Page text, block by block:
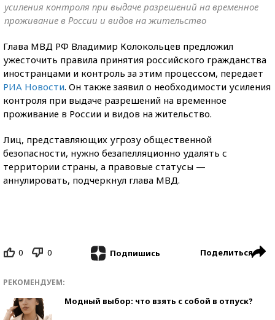
усиления контроля при выдаче разрешений на временное
проживание в России и видов на жительство
Глава МВД РФ Владимир Колокольцев предложил
ужесточить правила принятия российского гражданства
иностранцами и контроль за этим процессом, передает
РИА Новости. Он также заявил о необходимости усиления
контроля при выдаче разрешений на временное
проживание в России и видов на жительство.
Лиц, представляющих угрозу общественной
безопасности, нужно безапелляционно удалять с
территории страны, а правовые статусы —
аннулировать, подчеркнул глава МВД.
0 0 Подпишись Поделиться
РЕКОМЕНДУЕМ:
Модный выбор: что взять с собой в отпуск?